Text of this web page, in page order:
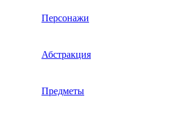
Персонажи
Абстракция
Предметы